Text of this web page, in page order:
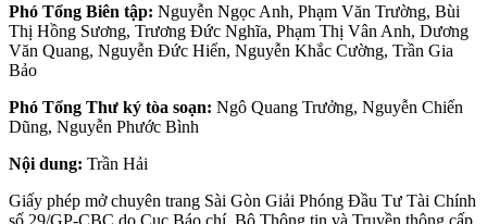
Phó Tổng Biên tập: Nguyễn Ngọc Anh, Phạm Văn Trường, Bùi
Thị Hồng Sương, Trương Đức Nghĩa, Phạm Thị Vân Anh, Dương
Văn Quang, Nguyễn Đức Hiển, Nguyễn Khắc Cường, Trần Gia
Bảo
Phó Tổng Thư ký tòa soạn: Ngô Quang Trưởng, Nguyễn Chiến
Dũng, Nguyễn Phước Bình
Nội dung: Trần Hải
Giấy phép mở chuyên trang Sài Gòn Giải Phóng Đầu Tư Tài Chính
số 29/GP-CBC do Cục Báo chí, Bộ Thông tin và Truyền thông cấp